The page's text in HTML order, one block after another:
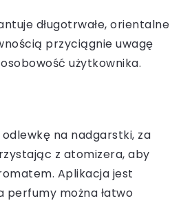
długotrwałe, orientalne
przyciągnie uwagę
użytkownika.
odlewkę na nadgarstki, za
z atomizera, aby
Aplikacja jest
perfumy można łatwo